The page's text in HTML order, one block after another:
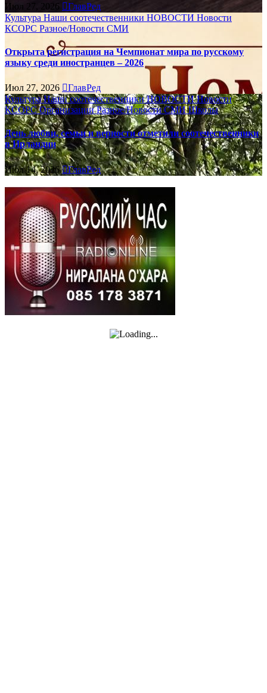
Июл 27, 2026
ГлавРед
Культура Наши соотечественники НОВОСТИ Новости
КСОРС Разное/Новости СМИ
Открыта регистрация на Чемпионат мира по русскому
языку среди иностранцев – 2026
Июл 27, 2026
ГлавРед
КультураНаши соотечественникиНОВОСТИНовости
КСОРСОрганизацииРазное/НовостиСМИШколы
День любви, семьи и верности отметили соотечественники
в Ирландии
Июл 14, 2026 ГлавРед